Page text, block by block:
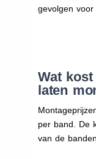
gevolgen voor
Wat
laten
per band. De
van de